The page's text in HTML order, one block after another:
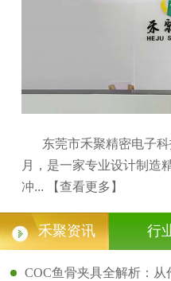
东莞市禾聚精密电子
月，是一家专业设计制造
冲...
【查看更多】
禾聚资讯 行
COC鱼骨夹具全解析：